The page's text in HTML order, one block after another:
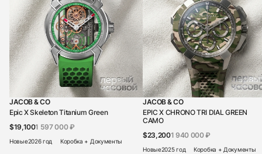
JACOB & CO
Epic X Skeleton Titanium Green
$19,1001 597 000 ₽
Новые2026 год Коробка + Документы
JACOB & CO
EPIC X CHRONO TRI DIAL GREEN
CAMO
$23,2001 940 000 ₽
Новые2025 год Коробка + Документы